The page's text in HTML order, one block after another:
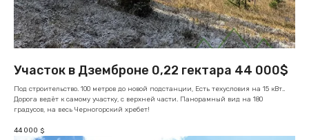
Участок в Дземброне 0,22 гектара 44 000$
Под строительство. 100 метров до новой подстанции, Есть техусловия на 15 кВт..
Дорога ведёт к самому участку, с верхней части. Панорамный вид на 180
градусов, на весь Черногорский хребет!
44 000 $